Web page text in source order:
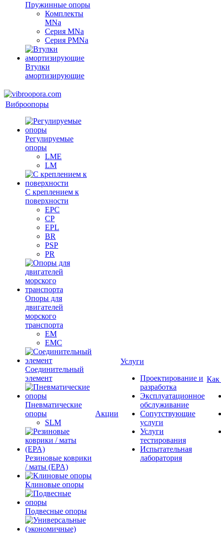
Пружинные опоры
Комплекты
MNa
Серия MNa
Серия PMNa
Втулки
амортизирующие
Виброопоры
Регулируемые
опоры
LME
LM
С креплением к
поверхности
EPC
CP
EPL
BR
PSP
PR
Опоры для
двигателей
морского
транспорта
EM
EMC
Cоединительный
элемент
Пневматические
опоры
SLM
Резиновые коврики
/ маты (EPA)
Клиновые опоры
Подвесные опоры
Акции
Услуги
Проектирование и
разработка
Эксплуатационное
обслуживание
Сопутствующие
услуги
Услуги
тестирования
Испытательная
лаборатория
Как